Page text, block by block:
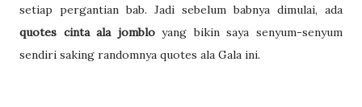
setiap pergantian bab. Jadi sebelum babnya dimulai, ada
quotes cinta ala jombloyang bikin saya senyum-senyum
sendiri saking randomnya quotes ala Gala ini.